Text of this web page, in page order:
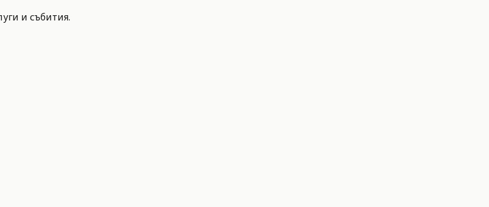
и събития.